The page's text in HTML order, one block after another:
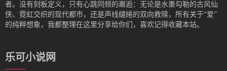
者。没有刻板定义，只有心跳同频的邂逅：无论是水墨勾勒的古风仙
侠、霓虹交织的现代都市，还是声线缱绻的双向救赎，所有关于“爱”
的纯粹想象，我都整理在这里分享给你们，喜欢记得收藏本站。
乐可小说网